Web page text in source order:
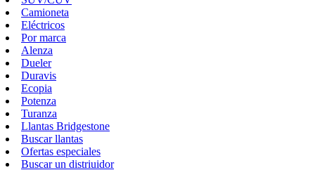
Camioneta
Eléctricos
Por marca
Alenza
Dueler
Duravis
Ecopia
Potenza
Turanza
Llantas Bridgestone
Buscar llantas
Ofertas especiales
Buscar un distriuidor